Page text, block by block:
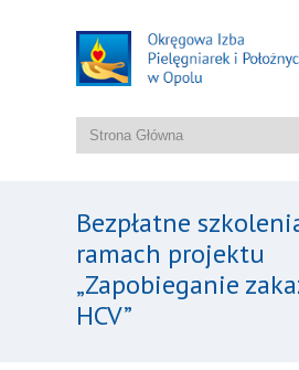
Bezpłatne
ramach projektu
„Zapobieganie
HCV”